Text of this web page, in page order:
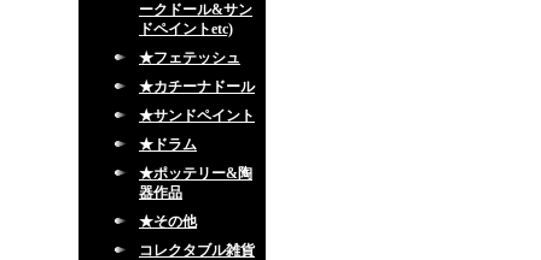
ークドール&サン
ドペイントetc)
★フェテッシュ
★カチーナドール
★サンドペイント
★ドラム
★ポッテリー&陶
器作品
★その他
コレクタブル雑貨